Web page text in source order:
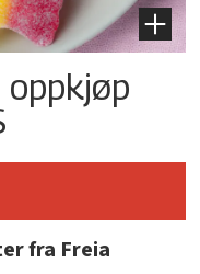
fra Freia